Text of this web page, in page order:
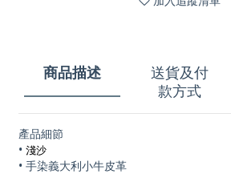
商品描述
送貨及付
款方式
產品細節
• 淺沙
• 手染義大利小牛皮革